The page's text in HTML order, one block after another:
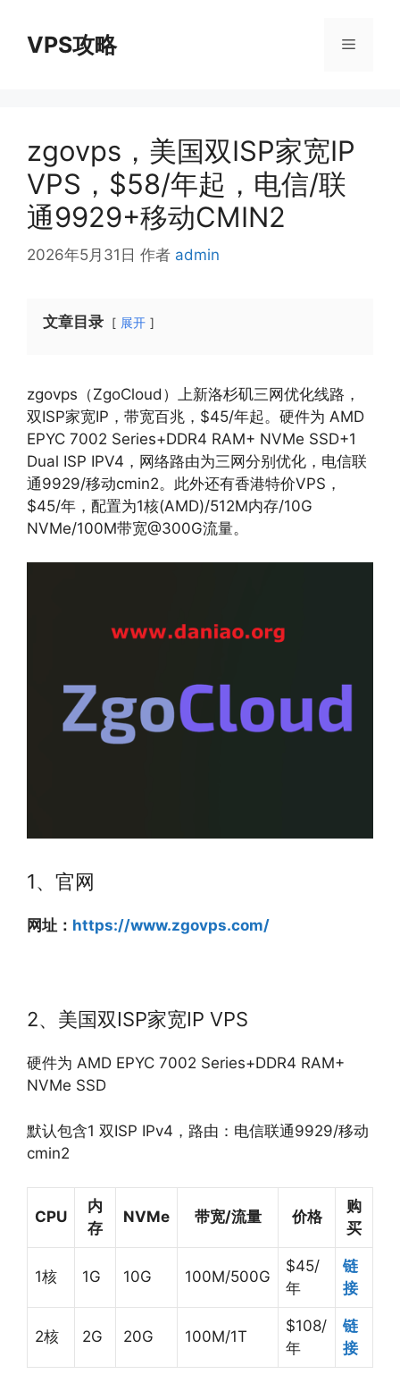
VPS攻略 菜
zgovps，美国双ISP家宽IP
VPS，$58/年起，电信/联
通9929+移动CMIN2
2026年5月31日 作者 admin
文章目录 展开
zgovps（ZgoCloud）上新洛杉矶三网优化线路，
双ISP家宽IP，带宽百兆，$45/年起。硬件为 AMD
EPYC 7002 Series+DDR4 RAM+ NVMe SSD+1
Dual ISP IPV4，网络路由为三网分别优化，电信联
通9929/移动cmin2。此外还有香港特价VPS，
$45/年，配置为1核(AMD)/512M内存/10G
NVMe/100M带宽@300G流量。
1、官网
网址： https://www.zgovps.com/
2、美国双ISP家宽IP VPS
硬件为 AMD EPYC 7002 Series+DDR4 RAM+
NVMe SSD
默认包含1 双ISP IPv4，路由：电信联通9929/移动
cmin2
CPU
内
存
NVMe 带宽/流量 价格
购
买
1核 1G 10G 100M/500G
$45/
年
链
接
2核 2G 20G 100M/1T
$108/
年
链
接